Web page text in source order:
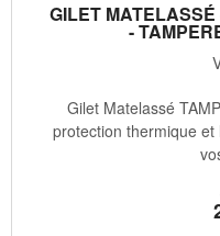
GILET MATELASSÉ
-
Gilet Matelassé
protection thermique